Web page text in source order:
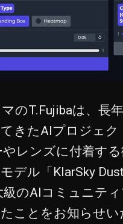
のT.Fujibaは、長
きたAIプロジェク
レンズに付着す
デル「KlarSky
級のAIコミュニテ
ことをお知らせい